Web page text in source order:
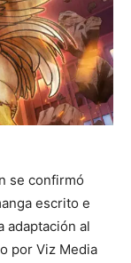
se confirmó
escrito e
adaptación al
por Viz Media